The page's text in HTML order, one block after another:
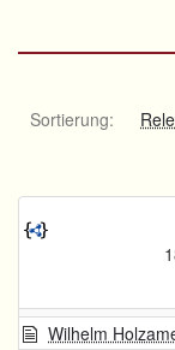
Sortierung:
Wilhelm